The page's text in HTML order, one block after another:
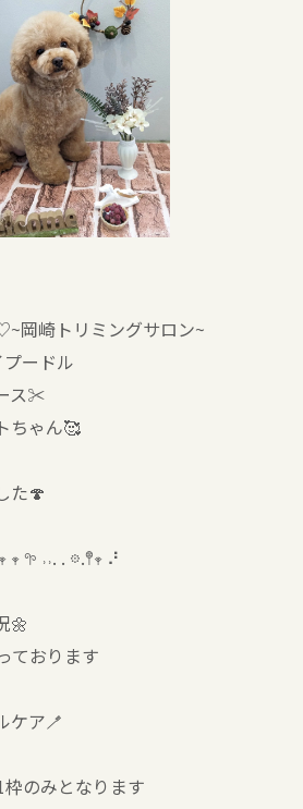
岡崎トリミングサロン~
ードル
ス✂️
ちゃん🥰
た🍄
𖥧 𖧧 ˒˒. . 𖡼.𖤣𖥧 ⠜
ております
ア🪥
のみとなります